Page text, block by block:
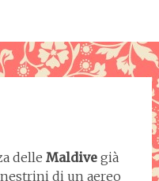
delle Maldivegià
di un aereo